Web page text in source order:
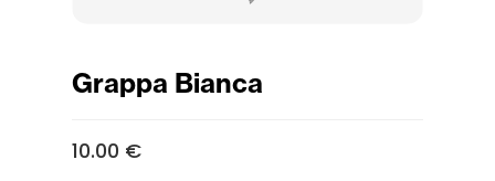
Grappa Bianca
10.00 €